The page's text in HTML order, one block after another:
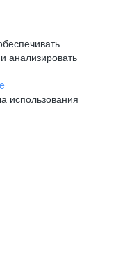
анализировать
использования